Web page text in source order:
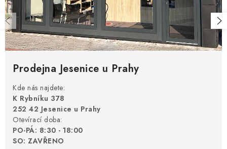
Prodejna Jesenice u Prahy
Kde nás najdete:
K Rybníku 378
252 42 Jesenice u Prahy
Otevírací doba:
PO-PÁ: 8:30 - 18:00
SO: ZAVŘENO